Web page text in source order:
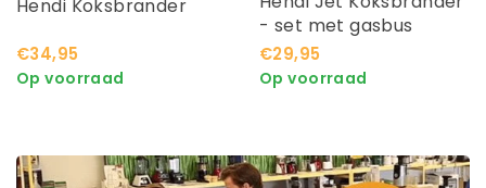
Hendi Koksbrander
€34,95
Op voorraad
- set met gasbus
€29,95
Op voorraad